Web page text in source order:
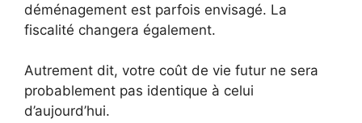
déménagement est parfois envisagé. La
fiscalité changera également.
Autrement dit, votre coût de vie futur ne sera
probablement pas identique à celui
d’aujourd’hui.